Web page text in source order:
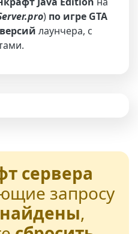
) по игре GTA
версий лаунчера, с
сервера
запросу
,